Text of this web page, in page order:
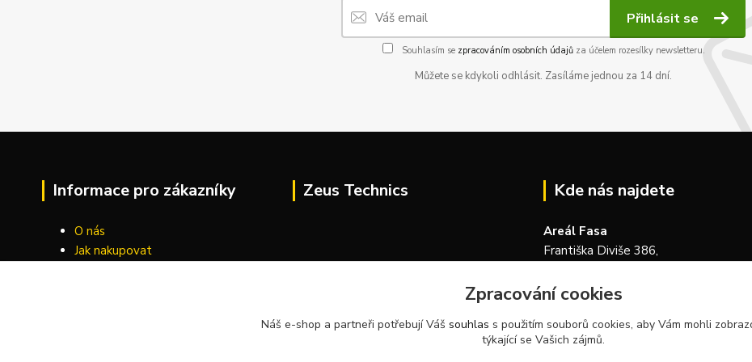
Přihlásit se
Souhlasím se zpracováním osobních údajůza účelem rozesílky newsletteru.
Můžete se kdykoli odhlásit. Zasíláme jednou za 14 dní.
Informace pro zákazníky
O nás
Jak nakupovat
Zeus Technics Kde nás najdete
Areál Fasa
Františka Diviše 386,
Česká republika
Zpracování cookies
Náš e-shop a partneři potřebují Váš souhlas s použitím souborů cookies, aby Vám mohli
týkající se Vašich zájmů.